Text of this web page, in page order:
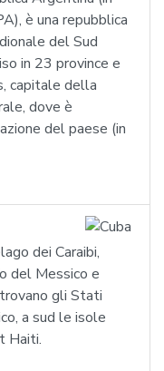
è una repubblica
del Sud
in 23 province e
capitale della
dove è
del paese (in
dei Caraibi,
del Messico e
gli Stati
a sud le isole
Haiti.